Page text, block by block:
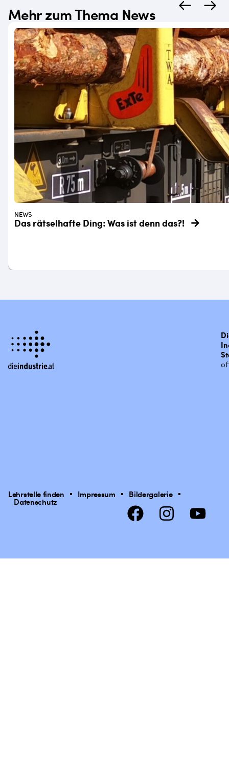
Mehr zum Thema News
NEWS
Das rätselhafte Ding: Was ist denn das?!
Lehrstelle finden Impressum Bildergalerie
Datenschutz